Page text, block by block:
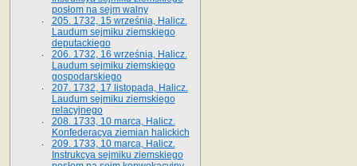
posłom na sejm walny
205. 1732, 15 września, Halicz.
Laudum sejmiku ziemskiego
deputackiego
206. 1732, 16 września, Halicz.
Laudum sejmiku ziemskiego
gospodarskiego
207. 1732, 17 listopada, Halicz.
Laudum sejmiku ziemskiego
relacyjnego
208. 1733, 10 marca, Halicz.
Konfederacya ziemian halickich­
209. 1733, 10 marca, Halicz.
Instrukcya sejmiku ziemskiego